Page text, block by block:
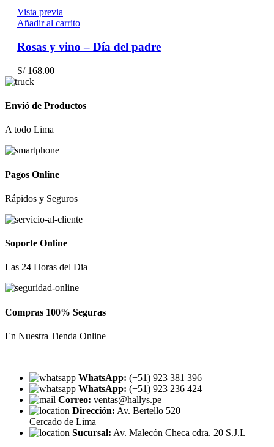
Vista previa
Añadir al carrito
Rosas y vino – Día del padre
S/168.00
Envió de Productos
A todo Lima
Pagos Online
Rápidos y Seguros
Soporte Online
Las 24 Horas del Dia
Compras 100% Seguras
En Nuestra Tienda Online
WhatsApp: (+51) 923 381 396
WhatsApp: (+51) 923 236 424
Correo: ventas@hallys.pe
Dirección: Av. Bertello 520
Cercado de Lima
Sucursal: Av. Malecón Checa cdra. 20 S.J.L